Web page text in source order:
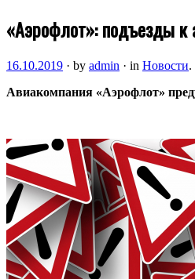
«Аэрофлот»: подъезды к
16.10.2019 · by admin · in Новости.
Авиакомпания «Аэрофлот»